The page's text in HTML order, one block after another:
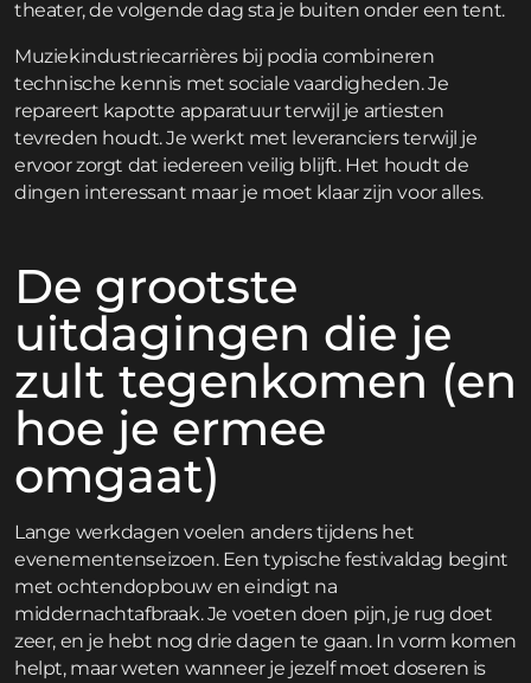
theater, de volgende dag sta je buiten onder een tent.
Muziekindustriecarrières bij podia combineren
technische kennis met sociale vaardigheden. Je
repareert kapotte apparatuur terwijl je artiesten
tevreden houdt. Je werkt met leveranciers terwijl je
ervoor zorgt dat iedereen veilig blijft. Het houdt de
dingen interessant maar je moet klaar zijn voor alles.
De grootste
uitdagingen die je
zult tegenkomen (en
hoe je ermee
omgaat)
Lange werkdagen voelen anders tijdens het
evenementenseizoen. Een typische festivaldag begint
met ochtendopbouw en eindigt na
middernachtafbraak. Je voeten doen pijn, je rug doet
zeer, en je hebt nog drie dagen te gaan. In vorm komen
helpt, maar weten wanneer je jezelf moet doseren is